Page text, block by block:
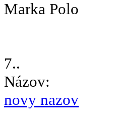
Marka Polo
7..
Názov:
novy nazov